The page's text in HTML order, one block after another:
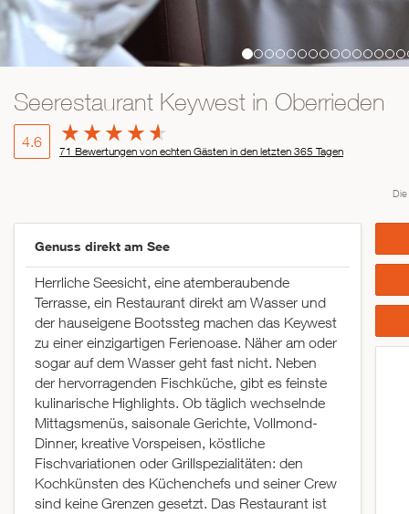
ZUR STARTSEITE
Seerestaurant Keywest in Oberrieden
4.6
71 Bewertungen von echten Gästen in den letzten 365 Tagen
Die
Genuss direkt am See
Herrliche Seesicht, eine atemberaubende
Terrasse, ein Restaurant direkt am Wasser und
der hauseigene Bootssteg machen das Keywest
zu einer einzigartigen Ferienoase. Näher am oder
sogar auf dem Wasser geht fast nicht. Neben
der hervorragenden Fischküche, gibt es feinste
kulinarische Highlights. Ob täglich wechselnde
Mittagsmenüs, saisonale Gerichte, Vollmond-
Dinner, kreative Vorspeisen, köstliche
Fischvariationen oder Grillspezialitäten: den
Kochkünsten des Küchenchefs und seiner Crew
sind keine Grenzen gesetzt. Das Restaurant ist